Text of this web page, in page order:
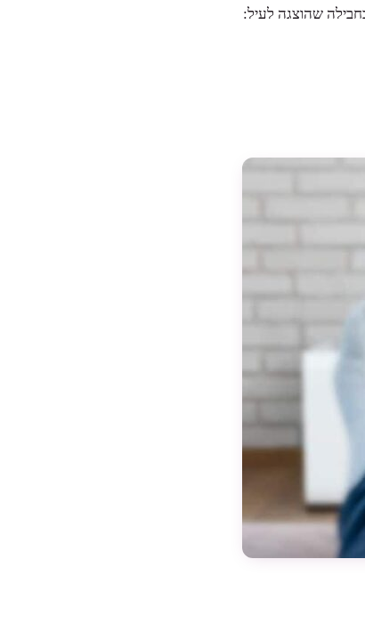
שהוצגה לעיל: